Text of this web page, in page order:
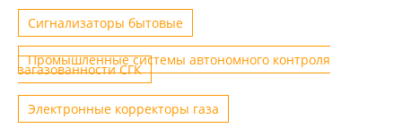
Сигнализаторы бытовые
Промышленные системы автономного контроля
загазованности СГК
Электронные корректоры газа